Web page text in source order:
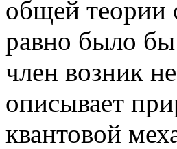
общей теории
равно было
член возник
описывает
квантовой